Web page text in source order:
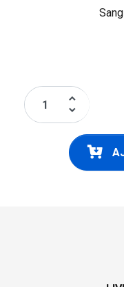
keyboard_arrow_up
keyboard_arrow_down